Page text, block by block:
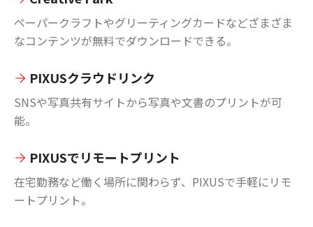
ペーパークラフトやグリーティングカードなどざまざま
なコンテンツが無料でダウンロードできる。
PIXUSクラウドリンク
SNSや写真共有サイトから写真や文書のプリントが可
能。
PIXUSでリモートプリント
在宅勤務など働く場所に関わらず、PIXUSで手軽にリモ
ートプリント。